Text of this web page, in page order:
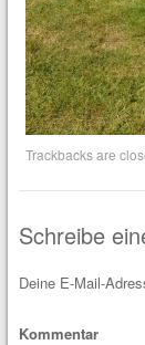
Trackbacks are
Schreibe
Deine E-Mail-
Kommentar